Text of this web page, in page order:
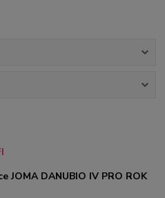
DANUBIO IV PRO ROK